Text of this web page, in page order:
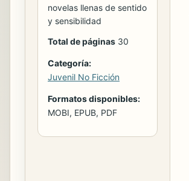
novelas llenas de sentido
y sensibilidad
Total de páginas 30
Categoría:
Juvenil No Ficción
Formatos disponibles:
MOBI, EPUB, PDF